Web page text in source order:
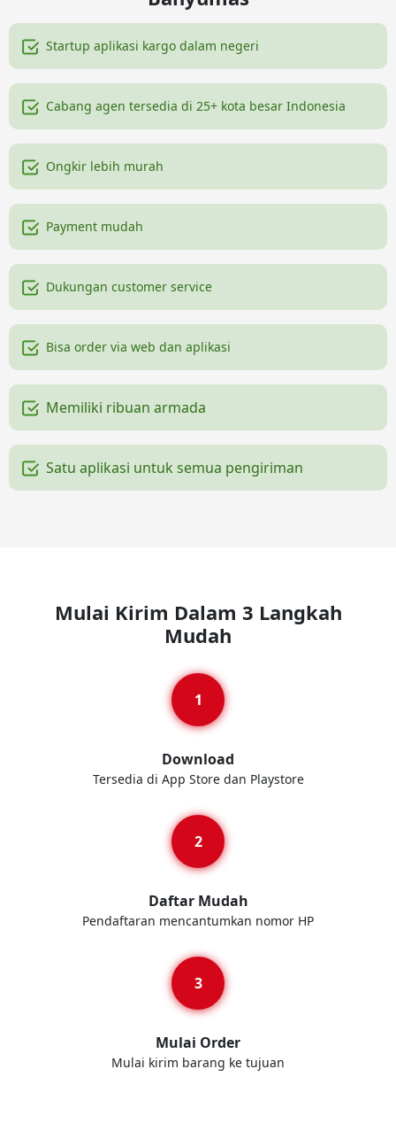
Startup aplikasi kargo dalam negeri
Cabang agen tersedia di 25+ kota besar Indonesia
Ongkir lebih murah
Payment mudah
Dukungan customer service
Bisa order via web dan aplikasi
Memiliki ribuan armada
Satu aplikasi untuk semua pengiriman
Mulai Kirim Dalam 3 Langkah
Mudah
Download
Tersedia di App Store dan Playstore
Daftar Mudah
Pendaftaran mencantumkan nomor HP
Mulai Order
Mulai kirim barang ke tujuan